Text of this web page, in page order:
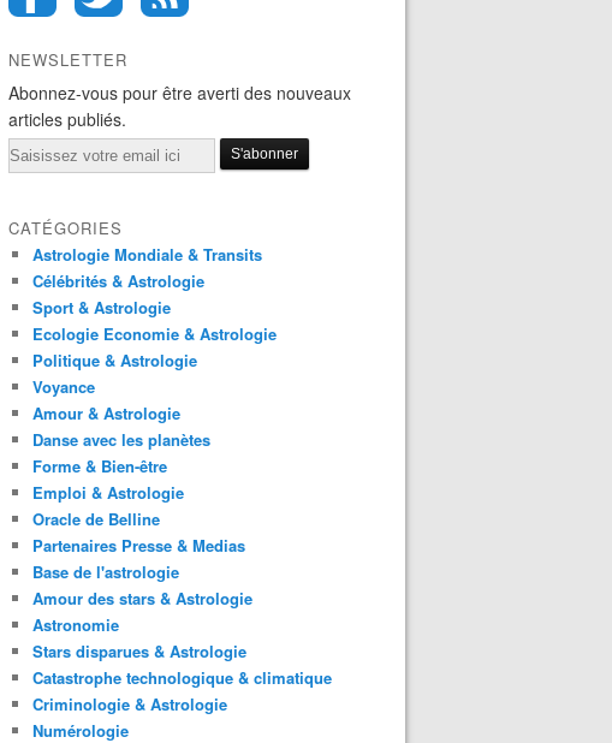
NEWSLETTER
Abonnez-vous pour être averti des nouveaux
articles publiés.
Email
CATÉGORIES
Astrologie Mondiale & Transits
Célébrités & Astrologie
Sport & Astrologie
Ecologie Economie & Astrologie
Politique & Astrologie
Voyance
Amour & Astrologie
Danse avec les planètes
Forme & Bien-être
Emploi & Astrologie
Oracle de Belline
Partenaires Presse & Medias
Base de l'astrologie
Amour des stars & Astrologie
Astronomie
Stars disparues & Astrologie
Catastrophe technologique & climatique
Criminologie & Astrologie
Numérologie